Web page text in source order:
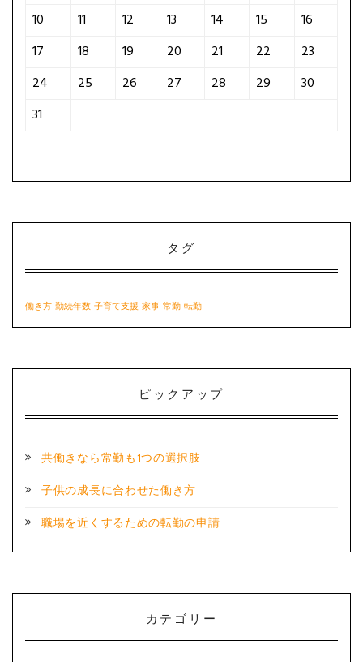
10
11 12 13 14 15
16
17
18 19 20 21 22
23
24
25 26 27 28 29
30
31
タグ
働き方 勤続年数 子育て支援 家事 常勤 転勤
ピックアップ
共働きなら常勤も1つの選択肢
子供の成長に合わせた働き方
職場を近くするための転勤の申請
カテゴリー